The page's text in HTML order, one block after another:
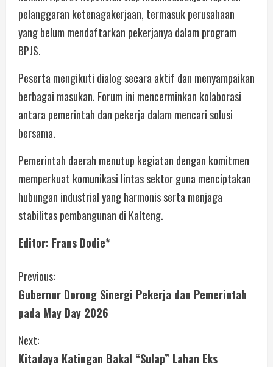
pelanggaran ketenagakerjaan, termasuk perusahaan
yang belum mendaftarkan pekerjanya dalam program
BPJS.
Peserta mengikuti dialog secara aktif dan menyampaikan
berbagai masukan. Forum ini mencerminkan kolaborasi
antara pemerintah dan pekerja dalam mencari solusi
bersama.
Pemerintah daerah menutup kegiatan dengan komitmen
memperkuat komunikasi lintas sektor guna menciptakan
hubungan industrial yang harmonis serta menjaga
stabilitas pembangunan di Kalteng.
Editor: Frans Dodie*
Previous:
Gubernur Dorong Sinergi Pekerja dan Pemerintah
pada May Day 2026
Next:
Kitadaya Katingan Bakal “Sulap” Lahan Eks